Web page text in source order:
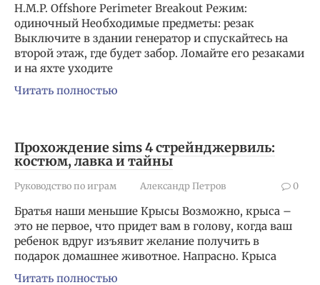
H.M.P. Offshore Perimeter Breakout Режим:
одиночный Необходимые предметы: резак
Выключите в здании генератор и спускайтесь на
второй этаж, где будет забор. Ломайте его резаками
и на яхте уходите
Читать полностью
Прохождение sims 4 стрейнджервиль:
костюм, лавка и тайны
Руководство по играм Александр Петров 0
Братья наши меньшие Крысы Возможно, крыса –
это не первое, что придет вам в голову, когда ваш
ребенок вдруг изъявит желание получить в
подарок домашнее животное. Напрасно. Крыса
Читать полностью